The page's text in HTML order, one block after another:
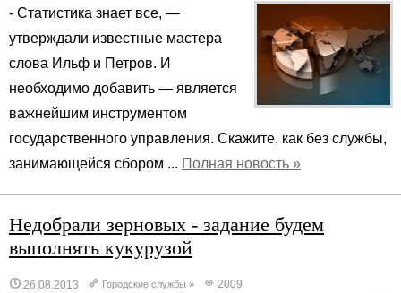
- Статистика знает все, —
утверждали известные мастера
слова Ильф и Петров. И
необходимо добавить — является
важнейшим инструментом
государственного управления. Скажите, как без службы,
занимающейся сбором ... Полная новость »
Недобрали зерновых - задание будем
выполнять кукурузой
26.08.2013 Городские службы » 2009